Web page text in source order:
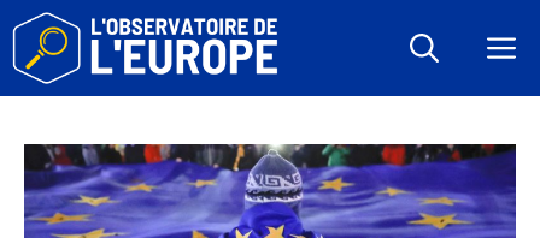
Aller
contenu